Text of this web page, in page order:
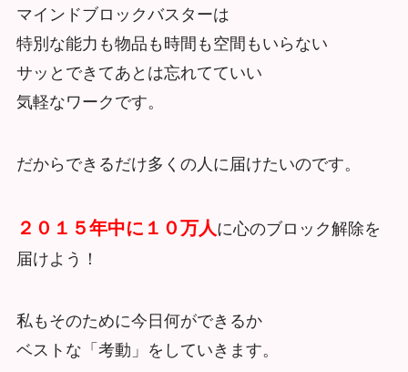
マインドブロックバスターは
特別な能力も物品も時間も空間もいらない
サッとできてあとは忘れてていい
気軽なワークです。
だからできるだけ多くの人に届けたいのです。
２０１５年中に１０万人 に心のブロック解除を
届けよう！
私もそのために今日何ができるか
ベストな「考動」をしていきます。